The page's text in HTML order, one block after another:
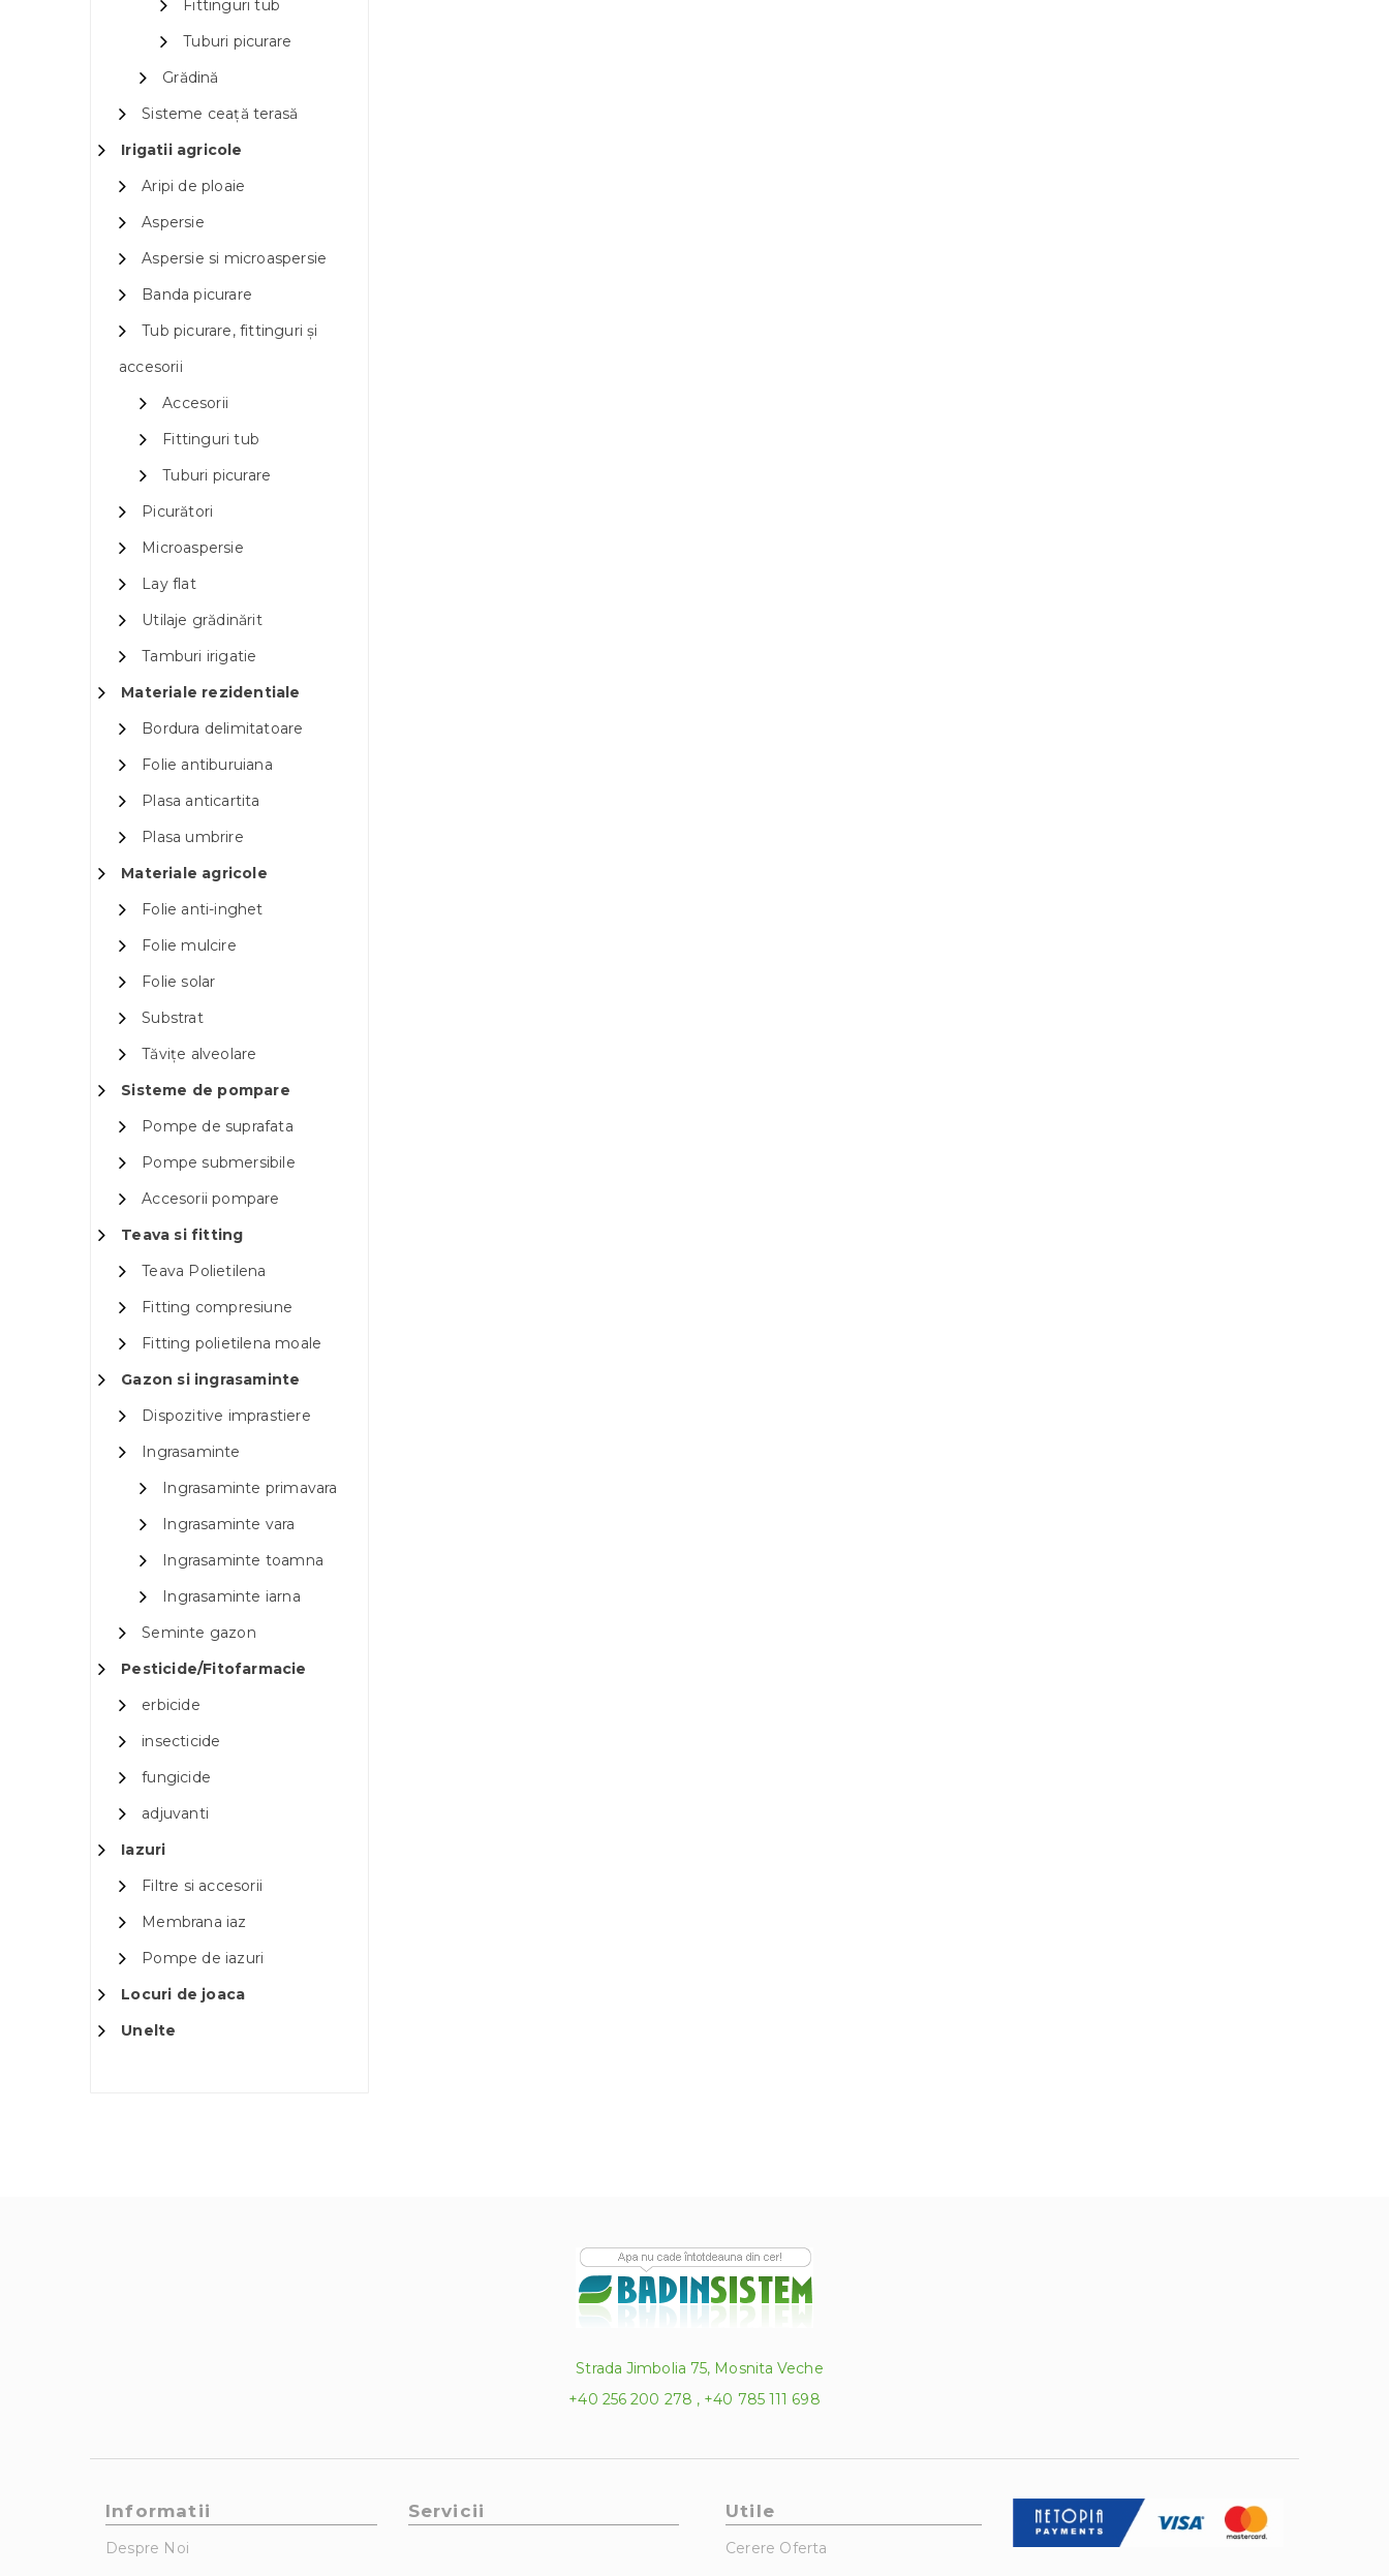
Fittinguri tub
Tuburi picurare
Grădină
Sisteme ceață terasă
Irigatii agricole
Aripi de ploaie
Aspersie
Aspersie si microaspersie
Banda picurare
Tub picurare, fittinguri și
accesorii
Accesorii
Fittinguri tub
Tuburi picurare
Picurători
Microaspersie
Lay flat
Utilaje grădinărit
Tamburi irigatie
Materiale rezidentiale
Bordura delimitatoare
Folie antiburuiana
Plasa anticartita
Plasa umbrire
Materiale agricole
Folie anti-inghet
Folie mulcire
Folie solar
Substrat
Tăvițe alveolare
Sisteme de pompare
Pompe de suprafata
Pompe submersibile
Accesorii pompare
Teava si fitting
Teava Polietilena
Fitting compresiune
Fitting polietilena moale
Gazon si ingrasaminte
Dispozitive imprastiere
Ingrasaminte
Ingrasaminte primavara
Ingrasaminte vara
Ingrasaminte toamna
Ingrasaminte iarna
Seminte gazon
Pesticide/Fitofarmacie
erbicide
insecticide
fungicide
adjuvanti
Iazuri
Filtre si accesorii
Membrana iaz
Pompe de iazuri
Locuri de joaca
Unelte
Strada Jimbolia 75, Mosnita Veche
+40 256 200 278 , +40 785 111 698
Informatii
Despre Noi
Servicii Utile
Cerere Oferta